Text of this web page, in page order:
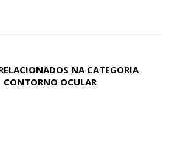
NA CATEGORIA
CONTORNO OCULAR